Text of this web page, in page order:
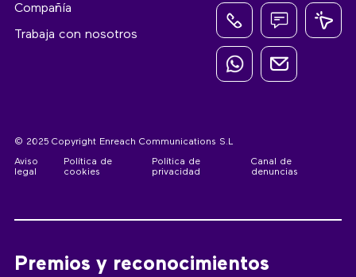
Compañía
Trabaja con nosotros
© 2025 Copyright Enreach Communications S.L
Aviso
legal
Política de
cookies
Política de
privacidad
Canal de
denuncias
Premios y reconocimientos